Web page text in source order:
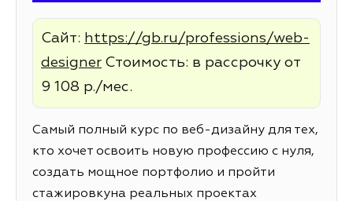
Сайт: https://gb.ru/professions/web-
designer Стоимость: в рассрочку от
9 108 р./мес.
Самый полный курс по веб-дизайну для тех,
кто хочет освоить новую профессию с нуля,
создать мощное портфолио и пройти
стажировкуна реальных проектах